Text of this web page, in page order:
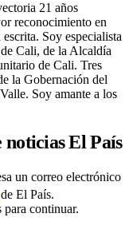
21 años
reconocimiento en
Soy especialista
Cali, de la Alcaldía
de Cali. Tres
la Gobernación del
Soy amante a los
El País
un correo electrónico
de El País.
para continuar.